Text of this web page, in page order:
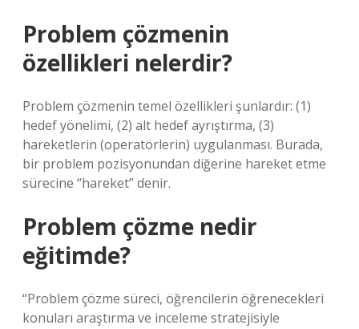
Problem çözmenin
özellikleri nelerdir?
Problem çözmenin temel özellikleri şunlardır: (1)
hedef yönelimi, (2) alt hedef ayrıştırma, (3)
hareketlerin (operatörlerin) uygulanması. Burada,
bir problem pozisyonundan diğerine hareket etme
sürecine “hareket” denir.
Problem çözme nedir
eğitimde?
“Problem çözme süreci, öğrencilerin öğrenecekleri
konuları araştırma ve inceleme stratejisiyle